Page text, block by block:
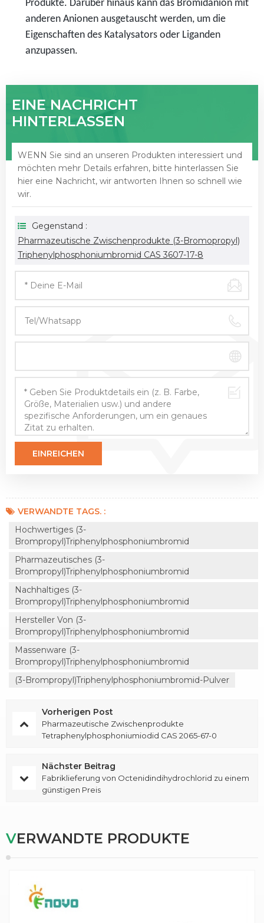
Produkte. Darüber hinaus kann das Bromidanion mit
anderen Anionen ausgetauscht werden, um die
Eigenschaften des Katalysators oder Liganden
anzupassen.
EINE NACHRICHT
HINTERLASSEN
WENN Sie sind an unseren Produkten interessiert und
möchten mehr Details erfahren, bitte hinterlassen Sie
hier eine Nachricht, wir antworten Ihnen so schnell wie
wir.
Gegenstand :
Pharmazeutische Zwischenprodukte (3-Bromopropyl)
Triphenylphosphoniumbromid CAS 3607-17-8
VERWANDTE TAGS. :
Hochwertiges (3-
Brompropyl)triphenylphosphoniumbromid
Pharmazeutisches (3-
Brompropyl)triphenylphosphoniumbromid
Nachhaltiges (3-
Brompropyl)triphenylphosphoniumbromid
Hersteller Von (3-
Brompropyl)triphenylphosphoniumbromid
Massenware (3-
Brompropyl)Triphenylphosphoniumbromid
(3-Brompropyl)triphenylphosphoniumbromid-Pulver
Vorherigen Post
Pharmazeutische Zwischenprodukte
Tetraphenylphosphoniumiodid CAS 2065-67-0
Nächster Beitrag
Fabriklieferung von Octenidindihydrochlorid zu einem
günstigen Preis
VERWANDTE PRODUKTE